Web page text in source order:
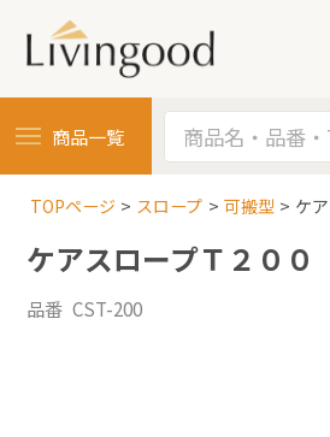
商品一覧
TOPページ スロープ 可搬型 ケ
ケアスロープＴ２００
品番 CST-200